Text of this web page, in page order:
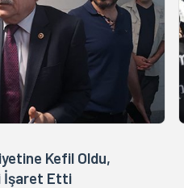
Kefil Oldu,
İşaret Etti